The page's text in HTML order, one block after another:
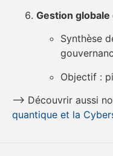
Gestion
Synthèse
Objectif :
–> Découvrir aussi
quantique et la